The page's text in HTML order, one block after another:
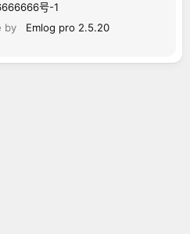
号-1
by
Emlog pro 2.5.20